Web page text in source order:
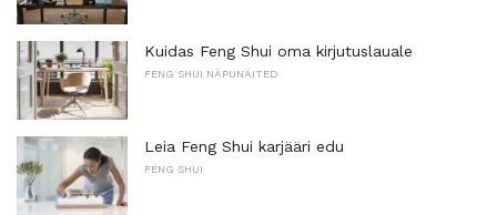
Kuidas Feng Shui oma kirjutuslauale
FENG SHUI NÄPUNÄITED
Leia Feng Shui karjääri edu
FENG SHUI